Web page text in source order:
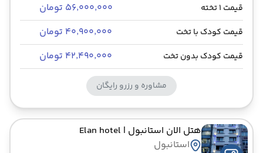
قیمت 1 تخته ۵۶٬۰۰۰٬۰۰۰ تومان
قیمت کودک با تخت ۴۰٬۹۰۰٬۰۰۰ تومان
قیمت کودک بدون تخت ۴۲٬۴۹۰٬۰۰۰ تومان
مشاوره و رزرو رایگان
هتل الان استانبول | Elan hotel
استانبول